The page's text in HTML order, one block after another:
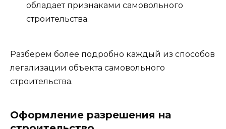
обладает признаками самовольного
строительства.
Разберем более подробно каждый из способов
легализации объекта самовольного
строительства.
Оформление разрешения на